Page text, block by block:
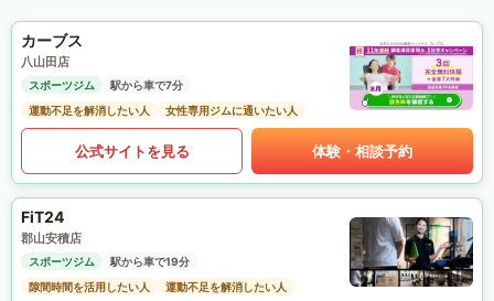
カーブス
八山田店
スポーツジム
駅から車で7分
運動不足を解消したい人
女性専用ジムに通いたい人
公式サイトを見る 体験・相談予約
FiT24
郡山安積店
スポーツジム
駅から車で19分
隙間時間を活用したい人
運動不足を解消したい人